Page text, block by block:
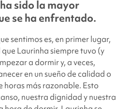
sido la mayor
se ha enfrentado.
sentimos es, en primer lugar,
Laurinha siempre tuvo (y
a dormir y, a veces,
en un sueño de calidad o
horas más razonable. Esto
nuestra dignidad y nuestra